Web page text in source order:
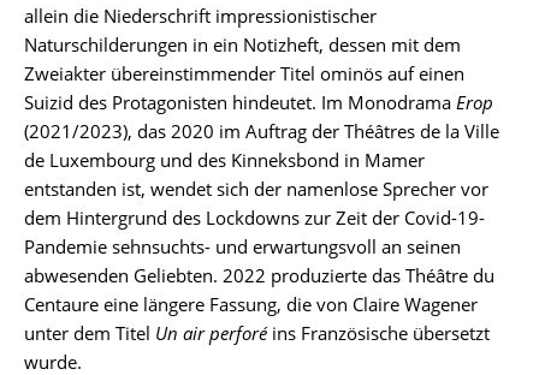
allein die Niederschrift impressionistischer
Naturschilderungen in ein Notizheft, dessen mit dem
Zweiakter übereinstimmender Titel ominös auf einen
Suizid des Protagonisten hindeutet. Im Monodrama Erop
(2021/2023), das 2020 im Auftrag der Théâtres de la Ville
de Luxembourg und des Kinneksbond in Mamer
entstanden ist, wendet sich der namenlose Sprecher vor
dem Hintergrund des Lockdowns zur Zeit der Covid-19-
Pandemie sehnsuchts- und erwartungsvoll an seinen
abwesenden Geliebten. 2022 produzierte das Théâtre du
Centaure eine längere Fassung, die von Claire Wagener
unter dem Titel Un air perforéins Französische übersetzt
wurde.